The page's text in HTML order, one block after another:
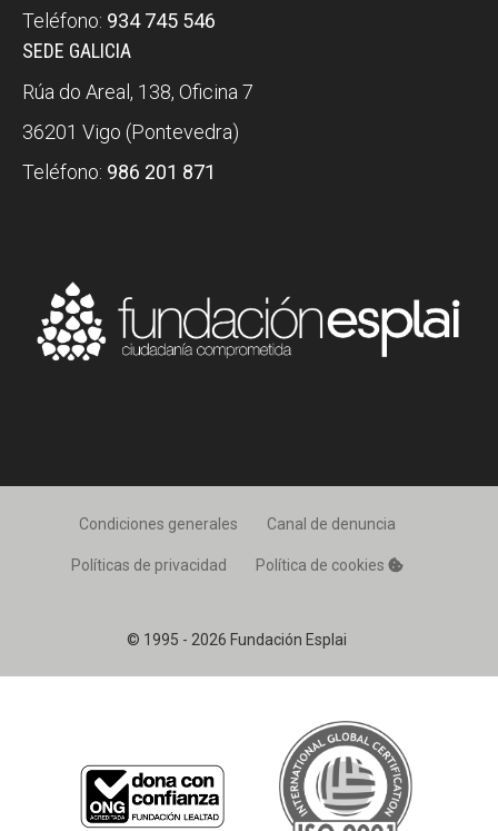
Teléfono: 934 745 546
SEDE GALICIA
Rúa do Areal, 138, Oficina 7
36201 Vigo (Pontevedra)
Teléfono: 986 201 871
© 1995 - 2026 Fundación Esplai
Condiciones generales Canal de denuncia
Políticas de privacidad Política de cookies